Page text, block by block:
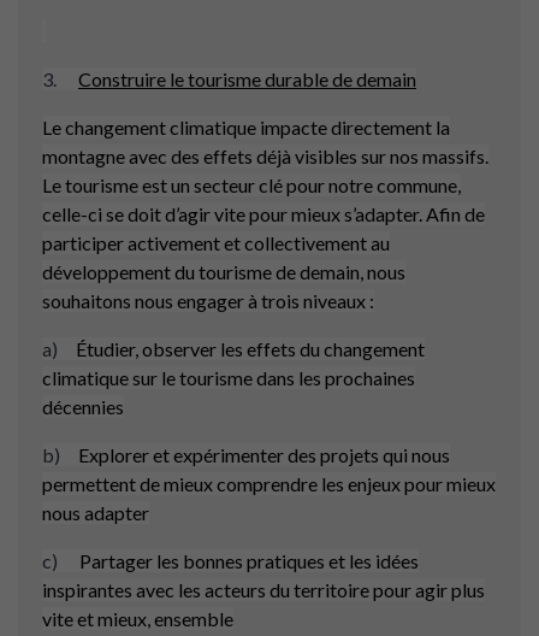
3. Construire le tourisme durable de demain
Le changement climatique impacte directement la
montagne avec des effets déjà visibles sur nos massifs.
Le tourisme est un secteur clé pour notre commune,
celle-ci se doit d’agir vite pour mieux s’adapter. Afin de
participer activement et collectivement au
développement du tourisme de demain, nous
souhaitons nous engager à trois niveaux :
a) Étudier, observer les effets du changement
climatique sur le tourisme dans les prochaines
décennies
b) Explorer et expérimenter des projets qui nous
permettent de mieux comprendre les enjeux pour mieux
nous adapter
c) Partager les bonnes pratiques et les idées
inspirantes avec les acteurs du territoire pour agir plus
vite et mieux, ensemble